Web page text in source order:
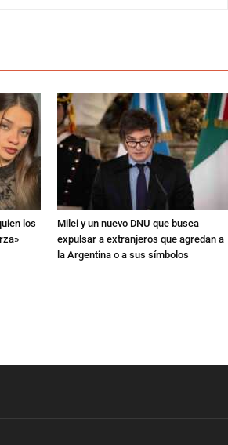
los
Milei y un nuevo DNU que busca
expulsar a extranjeros que agredan a
la Argentina o a sus símbolos